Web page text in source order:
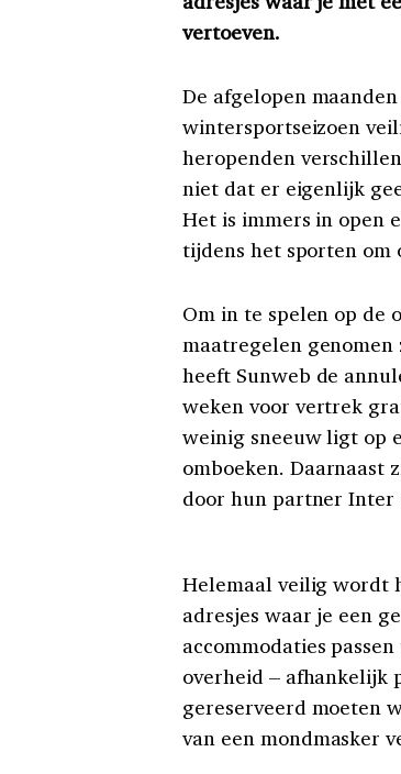
vertoeven.
De afgelopen
wintersportseizoen
heropenden
niet dat er eigenlijk
Het is immers in open
tijdens het sporten om
Om in te spelen op de
maatregelen
heeft Sunweb de
weken voor vertrek
weinig sneeuw ligt op
omboeken. Daarnaast
door hun partner Inter
Helemaal veilig wordt
adresjes waar je een
accommodaties
overheid – afhankelijk
gereserveerd moeten
van een mondmasker